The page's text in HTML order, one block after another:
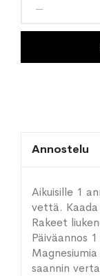
toivelistaan
Annostelu
Aikuisille 1
vettä. Kaada
Rakeet
Päiväannos
saannin